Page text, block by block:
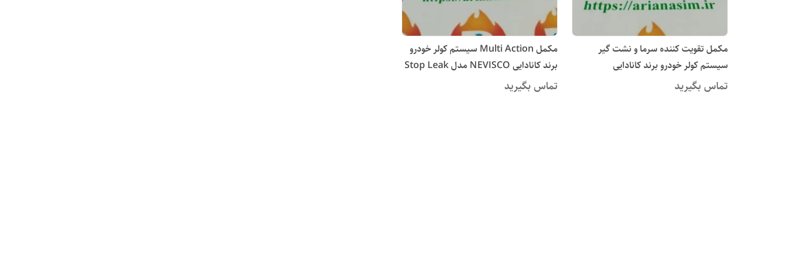
مکمل تقویت کننده سرما و نشت گیر
سیستم کولر خودرو برند کانادایی
تماس بگیرید
مکمل Multi Action سیستم کولر خودرو
برند کانادایی NEVISCO مدل Stop Leak
+ A/C Dryer (قیمت عمده)
تماس بگیرید